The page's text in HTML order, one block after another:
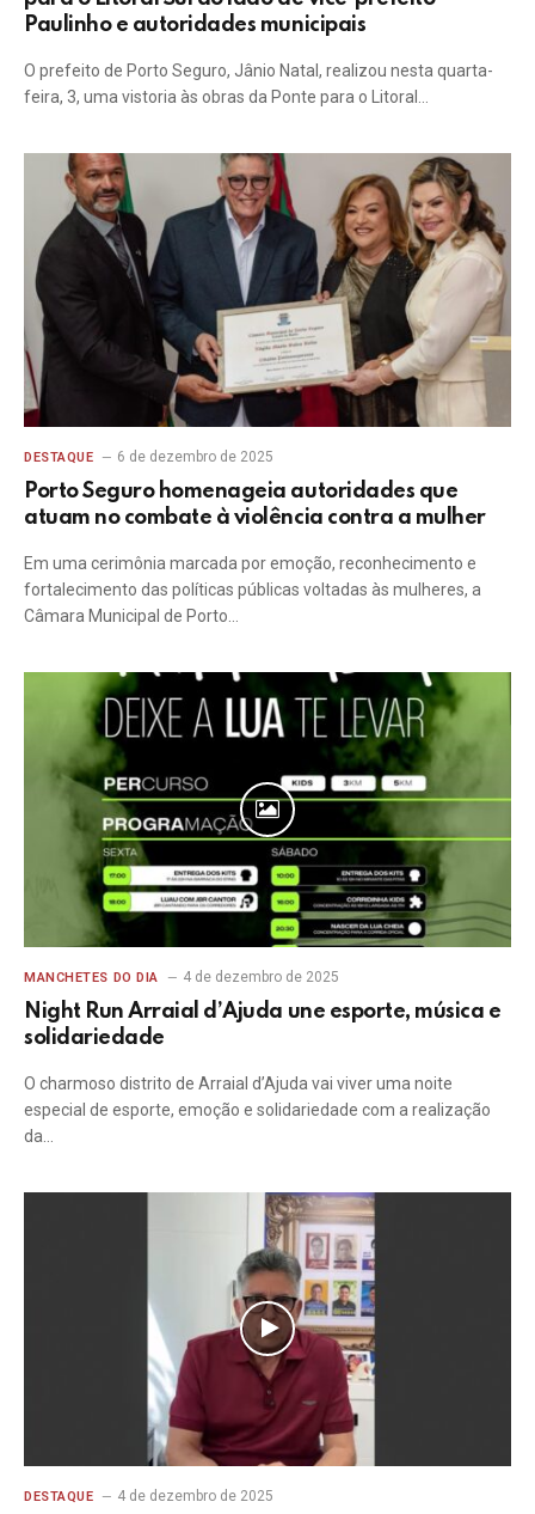
Paulinho e autoridades municipais
O prefeito de Porto Seguro, Jânio Natal, realizou nesta quarta-
feira, 3, uma vistoria às obras da Ponte para o Litoral…
DESTAQUE 6 de dezembro de 2025
Porto Seguro homenageia autoridades que
atuam no combate à violência contra a mulher
Em uma cerimônia marcada por emoção, reconhecimento e
fortalecimento das políticas públicas voltadas às mulheres, a
Câmara Municipal de Porto…
MANCHETES DO DIA 4 de dezembro de 2025
Night Run Arraial d’Ajuda une esporte, música e
solidariedade
O charmoso distrito de Arraial d’Ajuda vai viver uma noite
especial de esporte, emoção e solidariedade com a realização
da…
DESTAQUE 4 de dezembro de 2025